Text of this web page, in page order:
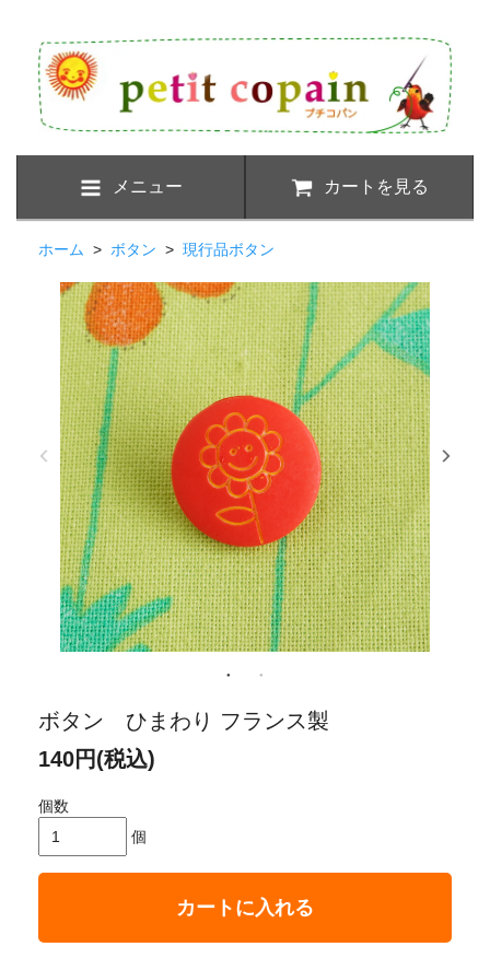
メニュー カートを見る
ホーム > ボタン > 現行品ボタン
ボタン ひまわり フランス製
140円(税込)
個数
個
カートに入れる